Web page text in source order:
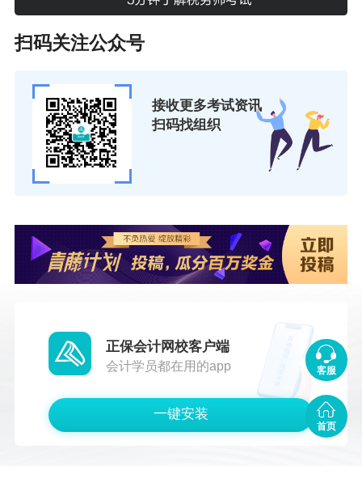
扫码关注公众号
接收更多考试资讯
扫码找组织
正保会计网校客户端
会计学员都在用的app
一键安装
客服
首页